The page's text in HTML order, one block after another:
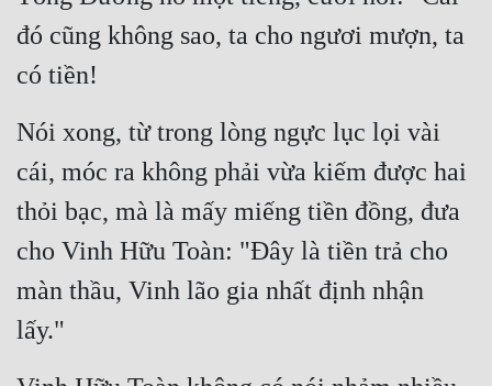
đó cũng không sao, ta cho ngươi mượn, ta
có tiền!
Nói xong, từ trong lòng ngực lục lọi vài
cái, móc ra không phải vừa kiếm được hai
thỏi bạc, mà là mấy miếng tiền đồng, đưa
cho Vinh Hữu Toàn: "Đây là tiền trả cho
màn thầu, Vinh lão gia nhất định nhận
lấy."